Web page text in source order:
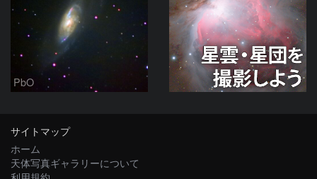
PbO
サイトマップ
ホーム
天体写真ギャラリーについて